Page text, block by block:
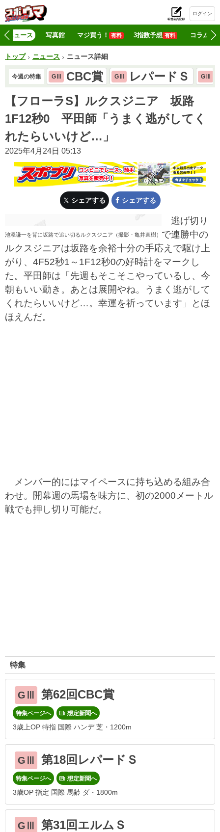
ログイン
ニュース 写真館 マジ買う！ 有料 3指数予想 有料 コラム
トップ ニュース ニュース詳細
今週の特集 GⅢ CBC賞 GⅢ レパードＳ GⅢ
【フローラS】ルクスジニア 坂路
1F12秒0 平田師「うまく逃がしてく
れたらいいけど…」
2025年4月24日 05:13
シェアする シェアする
池添謙一を背に坂路で追い切るルクスジニア（撮影・亀井直樹）
逃げ切り
で連勝中の
ルクスジニアは坂路を余裕十分の手応えで駆け上
がり、4F52秒1～1F12秒0の好時計をマークし
た。平田師は「先週もそこそこやっているし、今
朝もいい動き。あとは展開やね。うまく逃がして
くれたらいいけど…。幸運を祈っています」とほ
ほえんだ。
メンバー的にはマイペースに持ち込める組み合
わせ。開幕週の馬場を味方に、初の2000メートル
戦でも押し切り可能だ。
特集
GⅢ 第62回CBC賞
特集ページへ 想定新聞へ
3歳上OP 特指 国際 ハンデ 芝・1200m
GⅢ 第18回レパードＳ
特集ページへ 想定新聞へ
3歳OP 指定 国際 馬齢 ダ・1800m
GⅢ 第31回エルムＳ